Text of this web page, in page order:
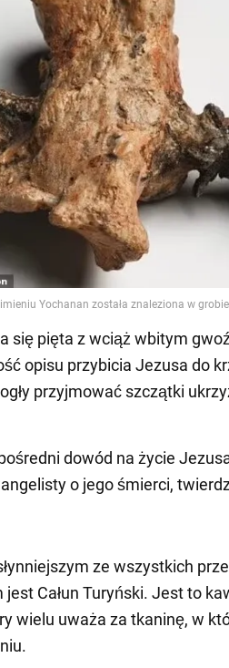
się pięta z wciąż wbitym
opisu przybicia Jezusa do
przyjmować szczątki
dowód na życie
o jego śmierci,
ze wszystkich
Całun Turyński. Jest to
wielu uważa za tkaninę, w